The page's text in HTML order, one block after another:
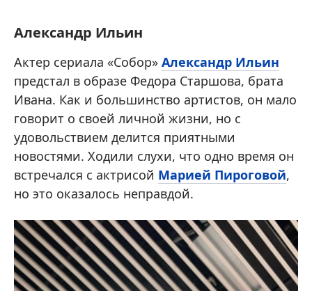
Александр Ильин
Актер сериала «Собор» Александр Ильин
предстал в образе Федора Старшова, брата
Ивана. Как и большинство артистов, он мало
говорит о своей личной жизни, но с
удовольствием делится приятными
новостями. Ходили слухи, что одно время он
встречался с актрисой Марией Пироговой,
но это оказалось неправдой.